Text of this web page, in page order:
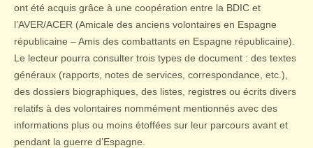
ont été acquis grâce à une coopération entre la BDIC et
l’AVER/ACER (Amicale des anciens volontaires en Espagne
républicaine – Amis des combattants en Espagne républicaine).
Le lecteur pourra consulter trois types de document : des textes
généraux (rapports, notes de services, correspondance, etc.),
des dossiers biographiques, des listes, registres ou écrits divers
relatifs à des volontaires nommément mentionnés avec des
informations plus ou moins étoffées sur leur parcours avant et
pendant la guerre d’Espagne.